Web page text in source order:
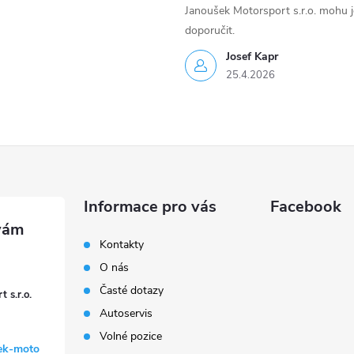
Josef Kapr
25.4.2026
Janoušek Motorsport s.r.o. mohu
doporučit.
s.r.o.
moto
Informace pro vás
Kontakty
O nás
Časté dotazy
Autoservis
Volné pozice
Facebook